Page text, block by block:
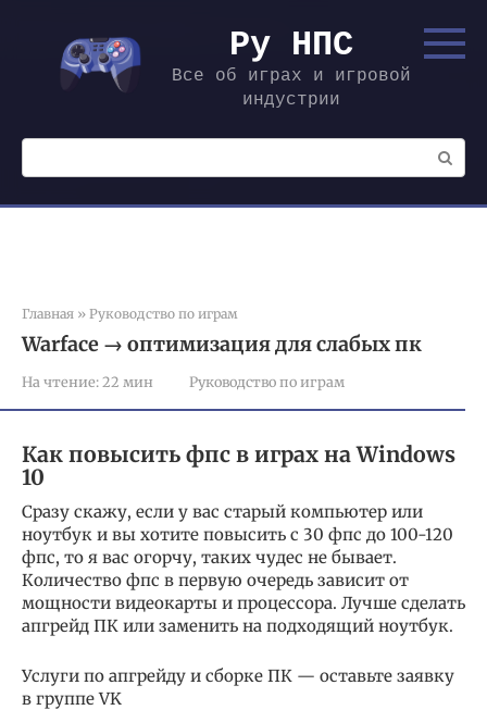
контенту
Ру НПС
Все об играх и игровой
индустрии
Поиск:
Главная » Руководство по играм
Warface → оптимизация для слабых пк
На чтение: 22 мин Руководство по играм
Как повысить фпс в играх на Windows
10
Сразу скажу, если у вас старый компьютер или
ноутбук и вы хотите повысить с 30 фпс до 100-120
фпс, то я вас огорчу, таких чудес не бывает.
Количество фпс в первую очередь зависит от
мощности видеокарты и процессора. Лучше сделать
апгрейд ПК или заменить на подходящий ноутбук.
Услуги по апгрейду и сборке ПК — оставьте заявку
в группе VK